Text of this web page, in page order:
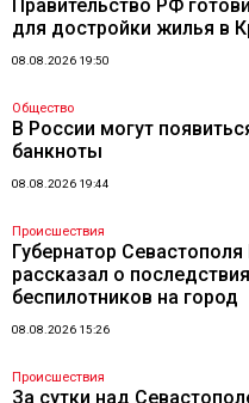
Правительство РФ
для достройки жилья в
08.08.2026 19:50
Общество
В России могут
банкноты
08.08.2026 19:44
Происшествия
Губернатор
рассказал о
беспилотников на город
08.08.2026 15:26
Происшествия
За сутки над